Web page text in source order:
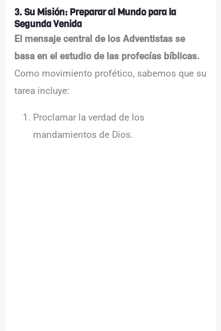
3. Su Misión: Preparar al Mundo para la
Segunda Venida
El mensaje central de los Adventistas se
basa en el estudio de las profecías bíblicas.
Como movimiento profético, sabemos que su
tarea incluye:
Proclamar la verdad de los
mandamientos de Dios.